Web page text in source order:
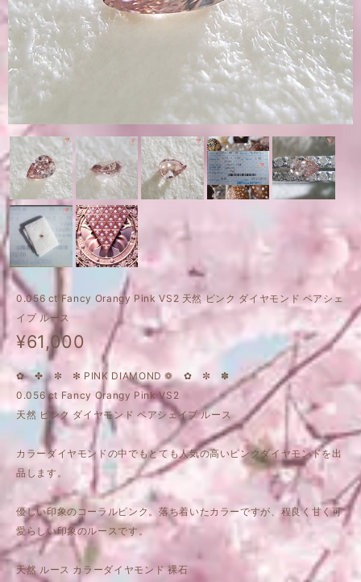
0.056 ct Fancy Orangy Pink VS2 天然 ピンク ダイヤモンド ペアシェ
イプ ルース
¥61,000
✿ ✤ ✼ ✻ PINK DIAMOND ❁ ✿ ✼ ✽
0.056 ct Fancy Orangy Pink VS2
天然 ピンク ダイヤモンド ペアシェイプ ルース
カラーダイヤモンドの中でもとても人気の高いピンクダイヤモンドを出
品します。
優しい印象のコーラルピンク。落ち着いたカラーですが、程良く甘く可
愛らしい印象のルースです。
天然 ルース カラーダイヤモンド 裸石